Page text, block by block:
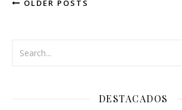
OLDER POSTS
DESTACADOS